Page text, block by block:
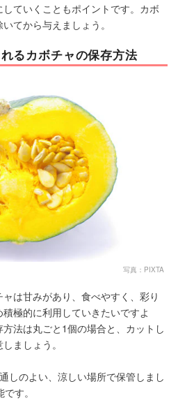
ていくこともポイントです。カボ
てから与えましょう。
るカボチャの保存方法
写真：PIXTA
は甘みがあり、食べやすく、彩り
極的に利用していきたいですよ
法は丸ごと1個の場合と、カットし
ましょう。
しのよい、涼しい場所で保管しまし
す。